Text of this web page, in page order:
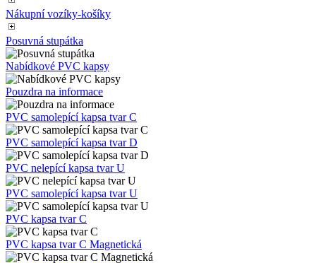
Podlahové značení
Vybavení obchodů
Mincovníky-Tácy
Produktové Vitríny
Nákupní vozíky-košíky
Posuvná stupátka
Nabídkové PVC kapsy
Pouzdra na informace
PVC samolepící kapsa tvar C
PVC samolepící kapsa tvar D